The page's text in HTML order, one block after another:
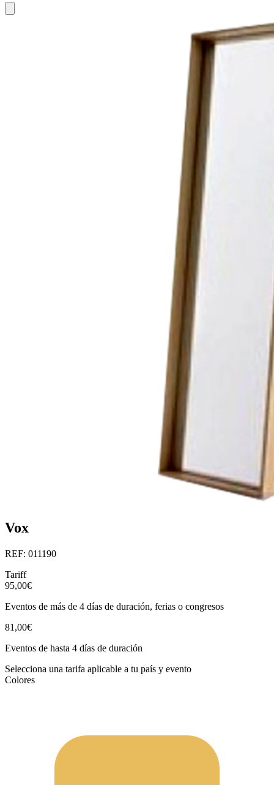
Vox
REF: 011190
Tariff
95,00€
Eventos de más de 4 días de duración, ferias o congresos
81,00€
Eventos de hasta 4 días de duración
Selecciona una tarifa aplicable a tu país y evento
Colores